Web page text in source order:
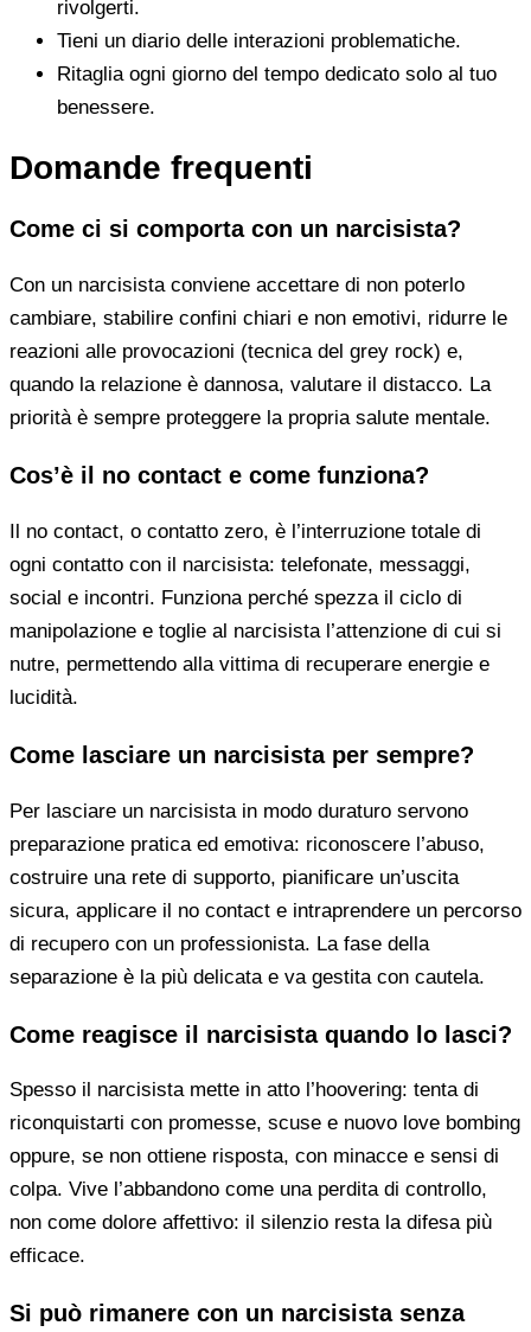
rivolgerti.
Tieni un diario delle interazioni problematiche.
Ritaglia ogni giorno del tempo dedicato solo al tuo
benessere.
Domande frequenti
Come ci si comporta con un narcisista?
Con un narcisista conviene accettare di non poterlo
cambiare, stabilire confini chiari e non emotivi, ridurre le
reazioni alle provocazioni (tecnica del grey rock) e,
quando la relazione è dannosa, valutare il distacco. La
priorità è sempre proteggere la propria salute mentale.
Cos’è il no contact e come funziona?
Il no contact, o contatto zero, è l’interruzione totale di
ogni contatto con il narcisista: telefonate, messaggi,
social e incontri. Funziona perché spezza il ciclo di
manipolazione e toglie al narcisista l’attenzione di cui si
nutre, permettendo alla vittima di recuperare energie e
lucidità.
Come lasciare un narcisista per sempre?
Per lasciare un narcisista in modo duraturo servono
preparazione pratica ed emotiva: riconoscere l’abuso,
costruire una rete di supporto, pianificare un’uscita
sicura, applicare il no contact e intraprendere un percorso
di recupero con un professionista. La fase della
separazione è la più delicata e va gestita con cautela.
Come reagisce il narcisista quando lo lasci?
Spesso il narcisista mette in atto l’hoovering: tenta di
riconquistarti con promesse, scuse e nuovo love bombing
oppure, se non ottiene risposta, con minacce e sensi di
colpa. Vive l’abbandono come una perdita di controllo,
non come dolore affettivo: il silenzio resta la difesa più
efficace.
Si può rimanere con un narcisista senza